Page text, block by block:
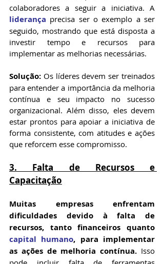
liderança precisa ser o exemplo a ser
seguido, mostrando que está disposta a
investir tempo e recursos para
implementar as melhorias necessárias.
Solução: Os líderes devem ser treinados
para entender a importância da melhoria
contínua e seu impacto no sucesso
organizacional. Além disso, eles devem
estar prontos para apoiar a iniciativa de
forma consistente, com atitudes e ações
que reforcem esse compromisso.
3. Falta de Recursos e
Capacitação
Muitas empresas enfrentam
dificuldades devido à falta de
capital humano, para implementar
as ações de melhoria contínua. Isso